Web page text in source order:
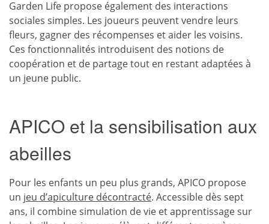
Garden Life propose également des interactions
sociales simples. Les joueurs peuvent vendre leurs
fleurs, gagner des récompenses et aider les voisins.
Ces fonctionnalités introduisent des notions de
coopération et de partage tout en restant adaptées à
un jeune public.
APICO et la sensibilisation aux
abeilles
Pour les enfants un peu plus grands, APICO propose
un jeu d’apiculture décontracté. Accessible dès sept
ans, il combine simulation de vie et apprentissage sur